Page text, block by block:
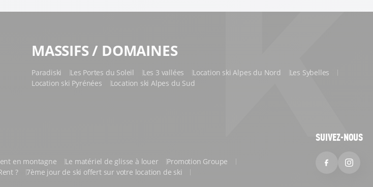
MASSIFS / DOMAINES
Paradiski Les Portes du Soleil Les 3 vallées Location ski Alpes du Nord
Les Sybelles
Location ski Pyrénées
Location ski Alpes du Sud
en montagne Le matériel de glisse à louer
Promotion Groupe
?
7ème jour de ski offert sur votre location de ski
SUIVEZ-NOUS
Facebook